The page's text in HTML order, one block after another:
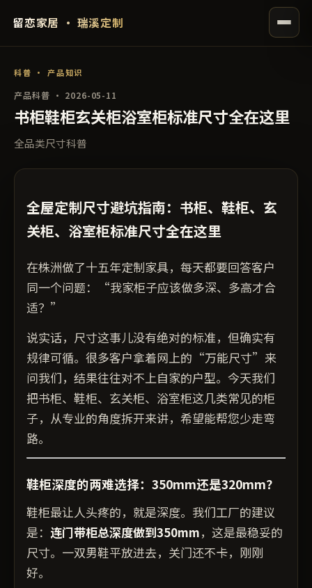
留恋家居 · 瑞溪定制
科普 · 产品知识
产品科普 · 2026-05-11
书柜鞋柜玄关柜浴室柜标准尺寸全在这里
全品类尺寸科普
全屋定制尺寸避坑指南：书柜、鞋柜、玄
关柜、浴室柜标准尺寸全在这里
在株洲做了十五年定制家具，每天都要回答客户
同一个问题：“我家柜子应该做多深、多高才合
适？”
说实话，尺寸这事儿没有绝对的标准，但确实有
规律可循。很多客户拿着网上的“万能尺寸”来
问我们，结果往往对不上自家的户型。今天我们
把书柜、鞋柜、玄关柜、浴室柜这几类常见的柜
子，从专业的角度拆开来讲，希望能帮您少走弯
路。
鞋柜深度的两难选择：350mm还是320mm？
鞋柜最让人头疼的，就是深度。我们工厂的建议
是： 连门带柜总深度做到350mm，这是最稳妥的
尺寸。一双男鞋平放进去，关门还不卡，刚刚
好。